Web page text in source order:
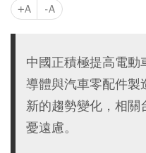
+A -A
中國正積極提高電
導體與汽車零配件製
新的趨勢變化，相關
憂遠慮。